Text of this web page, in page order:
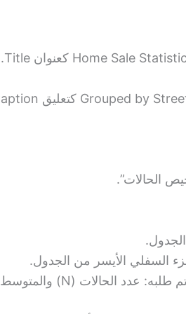
الحالات”.
السفلي الأيسر من الجدول.
يتم عرض الإحصائيات لكل شارع بالترتيب الذي تم طلبه: عدد الحالات (N) والمتوسط